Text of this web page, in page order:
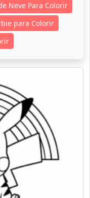
Neve Para Colorir
para Colorir